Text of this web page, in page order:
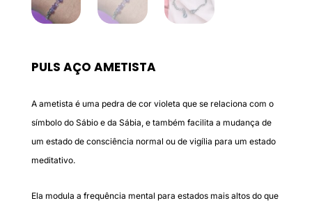
PULS AÇO AMETISTA
A ametista é uma pedra de cor violeta que se relaciona com o
símbolo do Sábio e da Sábia, e também facilita a mudança de
um estado de consciência normal ou de vigília para um estado
meditativo.
Ela modula a frequência mental para estados mais altos do que